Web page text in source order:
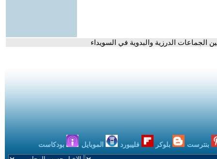
الجماعات الدرزية والبدوية في السويداء
بنترست بلوكر فليبورد الموبايل بودكاست